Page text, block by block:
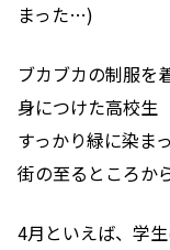
まった…)
ブカブカの制服を
身につけた高校生
すっかり緑に染ま
街の至るところか
4月といえば、学